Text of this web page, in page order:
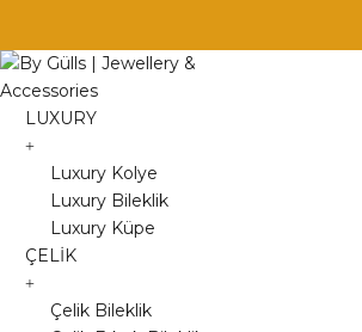
Skip
to
content
LUXURY
Luxury Kolye
Luxury Bileklik
Luxury Küpe
ÇELİK
Çelik Bileklik